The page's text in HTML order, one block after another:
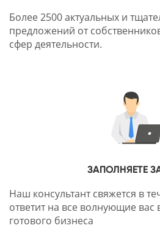
Более 2500 актуальных и
предложений от
сфер деятельности.
ЗАПОЛНЯЕТЕ
Наш консультант свяжется в
ответит на все волнующие
готового бизнеса